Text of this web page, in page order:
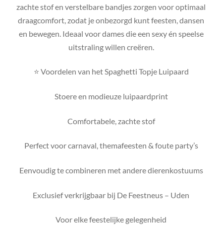
zachte stof en verstelbare bandjes zorgen voor optimaal
draagcomfort, zodat je onbezorgd kunt feesten, dansen
en bewegen. Ideaal voor dames die een sexy én speelse
uitstraling willen creëren.
⭐ Voordelen van het Spaghetti Topje Luipaard
Stoere en modieuze luipaardprint
Comfortabele, zachte stof
Perfect voor carnaval, themafeesten & foute party’s
Eenvoudig te combineren met andere dierenkostuums
Exclusief verkrijgbaar bij De Feestneus – Uden
Voor elke feestelijke gelegenheid